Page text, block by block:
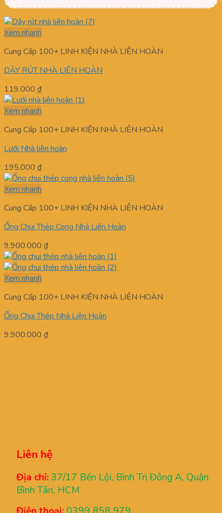
Xem nhanh
Cung Cấp 100+ LINH KIỆN NHÀ LIÊN HOÀN
DÂY RÚT NHÀ LIÊN HOÀN
119.000 ₫
Xem nhanh
Cung Cấp 100+ LINH KIỆN NHÀ LIÊN HOÀN
Lưới Nhà liên hoàn
195.000 ₫
Xem nhanh
Cung Cấp 100+ LINH KIỆN NHÀ LIÊN HOÀN
Ống Chui Thép Cong Nhà Liên Hoàn
9.900.000 ₫
Xem nhanh
Cung Cấp 100+ LINH KIỆN NHÀ LIÊN HOÀN
Ống Chui Thép Nhà Liên Hoàn
9.900.000 ₫
Liên hệ
Địa chỉ: 37/17 Bến Lội, Bình Trị Đông A, Quận
Bình Tân, HCM